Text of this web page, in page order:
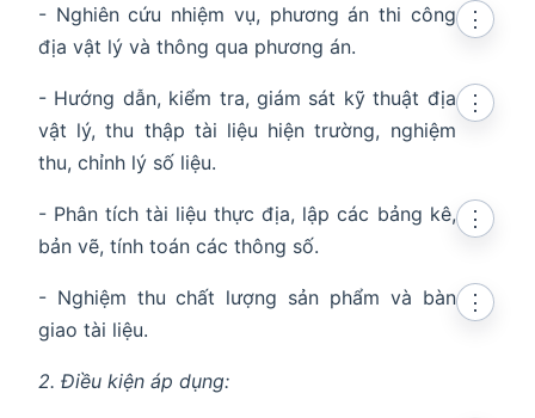
- Nghiên cứu nhiệm vụ, phương án thi công
địa vật lý và thông qua phương án.
⋮
- Hướng dẫn, kiểm tra, giám sát kỹ thuật địa
vật lý, thu thập tài liệu hiện trường, nghiệm
thu, chỉnh lý số liệu.
⋮
- Phân tích tài liệu thực địa, lập các bảng kê,
bản vẽ, tính toán các thông số.
⋮
- Nghiệm thu chất lượng sản phẩm và bàn
giao tài liệu.
⋮
2. Điều kiện áp dụng: